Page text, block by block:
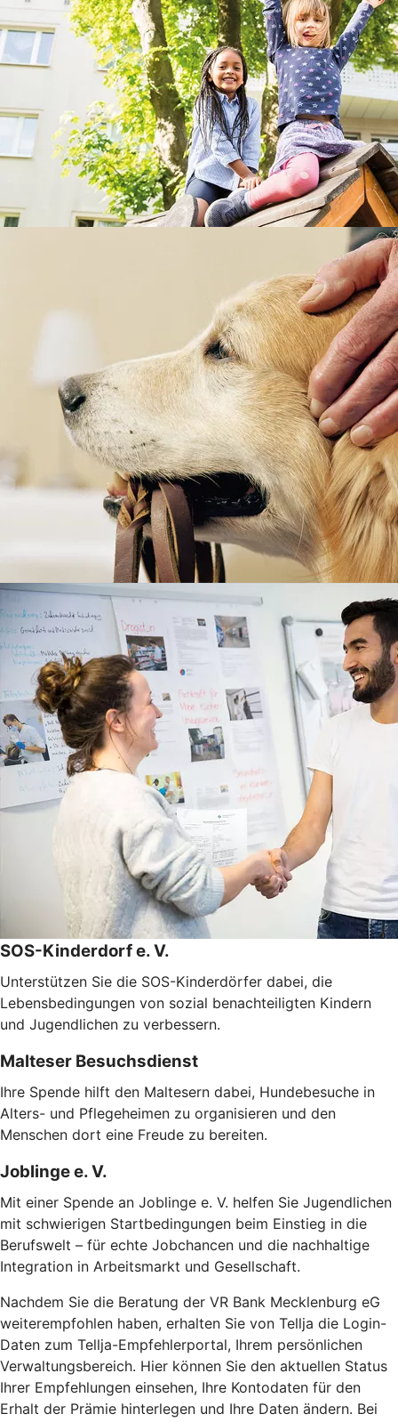
SOS-Kinderdorf e. V.
Unterstützen Sie die SOS-Kinderdörfer dabei, die
Lebensbedingungen von sozial benachteiligten Kindern
und Jugendlichen zu verbessern.
Malteser Besuchsdienst
Ihre Spende hilft den Maltesern dabei, Hundebesuche in
Alters- und Pflegeheimen zu organisieren und den
Menschen dort eine Freude zu bereiten.
Joblinge e. V.
Mit einer Spende an Joblinge e. V. helfen Sie Jugendlichen
mit schwierigen Startbedingungen beim Einstieg in die
Berufswelt – für echte Jobchancen und die nachhaltige
Integration in Arbeitsmarkt und Gesellschaft.
Nachdem Sie die Beratung der VR Bank Mecklenburg eG
weiterempfohlen haben, erhalten Sie von Tellja die Login-
Daten zum Tellja-Empfehlerportal, Ihrem persönlichen
Verwaltungsbereich. Hier können Sie den aktuellen Status
Ihrer Empfehlungen einsehen, Ihre Kontodaten für den
Erhalt der Prämie hinterlegen und Ihre Daten ändern. Bei